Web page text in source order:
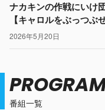
ナカキンの作戦にいけ
【キャロルをぶっつぶ
2026年5月20日
番組一覧